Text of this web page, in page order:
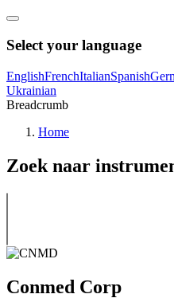
Select your language
EnglishFrenchItalianSpanish
Ukrainian
Breadcrumb
Home
Zoek naar
Conmed Corp